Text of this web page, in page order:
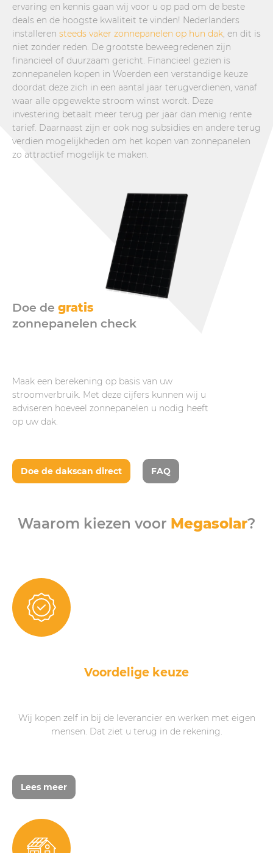
ervaring en kennis gaan wij voor u op pad om de beste
deals en de hoogste kwaliteit te vinden! Nederlanders
installeren steeds vaker zonnepanelen op hun dak, en dit is
niet zonder reden. De grootste beweegredenen zijn
financieel of duurzaam gericht. Financieel gezien is
zonnepanelen kopen in Woerden een verstandige keuze
doordat deze zich in een aantal jaar terugverdienen, vanaf
waar alle opgewekte stroom winst wordt. Deze
investering betaalt meer terug per jaar dan menig rente
tarief. Daarnaast zijn er ook nog subsidies en andere terug
verdien mogelijkheden om het kopen van zonnepanelen
zo attractief mogelijk te maken.
Doe de gratis
zonnepanelen check
Maak een berekening op basis van uw
stroomverbruik. Met deze cijfers kunnen wij u
adviseren hoeveel zonnepanelen u nodig heeft
op uw dak.
Doe de dakscan direct FAQ
Waarom kiezen voor Megasolar?
Voordelige keuze
Wij kopen zelf in bij de leverancier en werken met eigen
mensen. Dat ziet u terug in de rekening.
Lees meer